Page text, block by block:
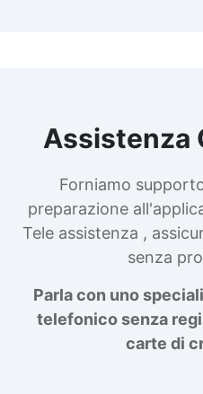
Assistenza
Forniamo
preparazione
Tele assistenza ,
senza
Parla con uno
telefonico senza
carte di